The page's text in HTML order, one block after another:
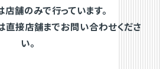
舗のみで行っています。
直接店舗までお問い合わせくださ
い。